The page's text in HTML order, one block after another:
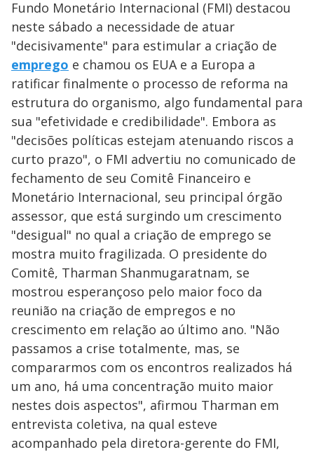
Fundo Monetário Internacional (FMI) destacou
neste sábado a necessidade de atuar
"decisivamente" para estimular a criação de
emprego e chamou os EUA e a Europa a
ratificar finalmente o processo de reforma na
estrutura do organismo, algo fundamental para
sua "efetividade e credibilidade". Embora as
"decisões políticas estejam atenuando riscos a
curto prazo", o FMI advertiu no comunicado de
fechamento de seu Comitê Financeiro e
Monetário Internacional, seu principal órgão
assessor, que está surgindo um crescimento
"desigual" no qual a criação de emprego se
mostra muito fragilizada. O presidente do
Comitê, Tharman Shanmugaratnam, se
mostrou esperançoso pelo maior foco da
reunião na criação de empregos e no
crescimento em relação ao último ano. "Não
passamos a crise totalmente, mas, se
compararmos com os encontros realizados há
um ano, há uma concentração muito maior
nestes dois aspectos", afirmou Tharman em
entrevista coletiva, na qual esteve
acompanhado pela diretora-gerente do FMI,